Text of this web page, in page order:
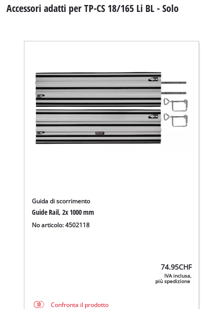
Accessori adatti per TP-CS 18/165 Li BL - Solo
Guida di scorrimento
Guide Rail, 2x 1000 mm
No articolo: 4502118
74.95CHF
IVA inclusa,
più spedizione
Confronta il prodotto